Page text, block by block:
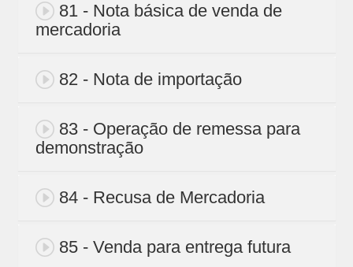
81 - Nota básica de venda de
mercadoria
82 - Nota de importação
83 - Operação de remessa para
demonstração
84 - Recusa de Mercadoria
85 - Venda para entrega futura